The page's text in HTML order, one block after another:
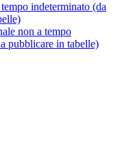
indeterminato (da
non a tempo
pubblicare in tabelle)